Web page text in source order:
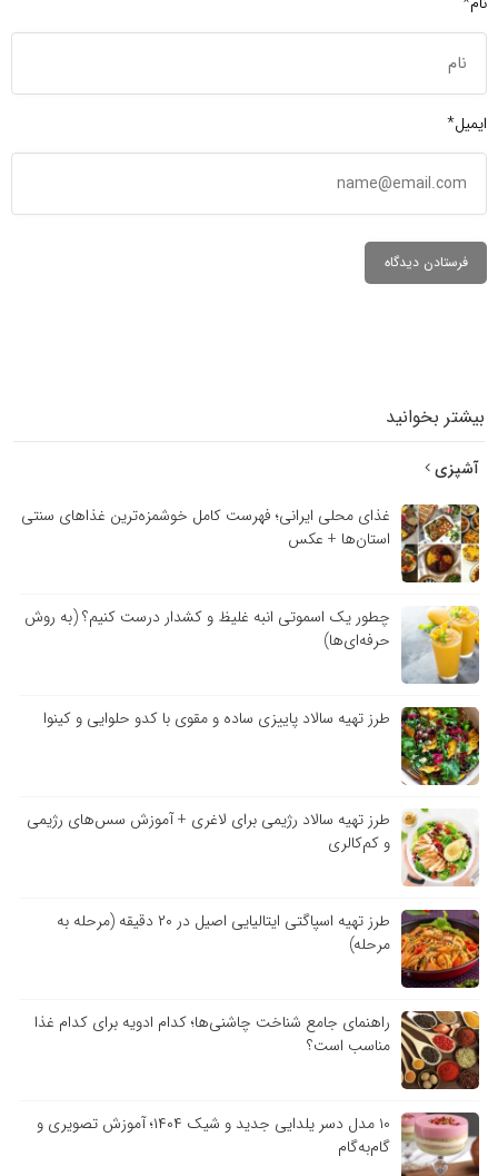
ایمیل*
بیشتر بخوانید
آشپزی
غذای محلی ایرانی؛ فهرست کامل خوشمزه‌ترین غذاهای سنتی
استان‌ها + عکس
چطور یک اسموتی انبه غلیظ و کشدار درست کنیم؟ (به روش
حرفه‌ای‌ها)
طرز تهیه سالاد پاییزی ساده و مقوی با کدو حلوایی و کینوا
طرز تهیه سالاد رژیمی برای لاغری + آموزش سس‌های رژیمی
و کم‌کالری
طرز تهیه اسپاگتی ایتالیایی اصیل در ۲۰ دقیقه (مرحله به
مرحله)
راهنمای جامع شناخت چاشنی‌ها؛ کدام ادویه برای کدام غذا
مناسب است؟
۱۰ مدل دسر یلدایی جدید و شیک ۱۴۰۴؛ آموزش تصویری و
گام‌به‌گام